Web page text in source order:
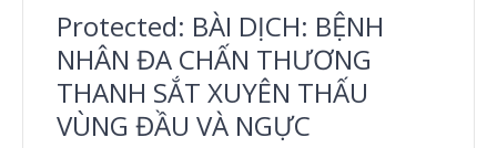
Protected: BÀI DỊCH: BỆNH
NHÂN ĐA CHẤN THƯƠNG
THANH SẮT XUYÊN THẤU
VÙNG ĐẦU VÀ NGỰC